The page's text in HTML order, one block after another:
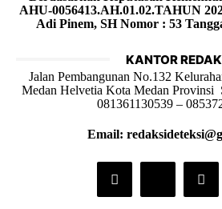
AHU-0056413.AH.01.02.TAHUN
Adi Pinem, SH Nomor : 53
KANTOR
Jalan Pembangunan No.132
Medan Helvetia Kota Medan Provinsi
081361130539 –
Email: